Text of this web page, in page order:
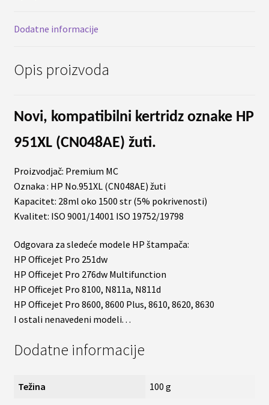
Dodatne informacije
Opis proizvoda
Novi, kompatibilni kertridz oznake HP
951XL (CN048AE) žuti.
Proizvodjač: Premium MC
Oznaka : HP No.951XL (CN048AE) žuti
Kapacitet: 28ml oko 1500 str (5% pokrivenosti)
Kvalitet: ISO 9001/14001 ISO 19752/19798
Odgovara za sledeće modele HP štampača:
HP Officejet Pro 251dw
HP Officejet Pro 276dw Multifunction
HP Officejet Pro 8100, N811a, N811d
HP Officejet Pro 8600, 8600 Plus, 8610, 8620, 8630
I ostali nenavedeni modeli. . .
Dodatne informacije
Težina 100 g